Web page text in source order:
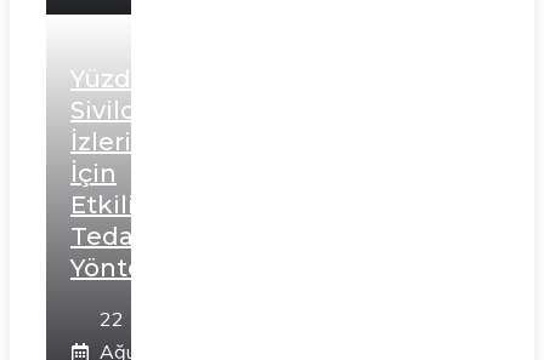
Yüzdeki
Sivilce
İzleri
İçin
Etkili
Tedavi
Yöntemleri
22
Ağustos